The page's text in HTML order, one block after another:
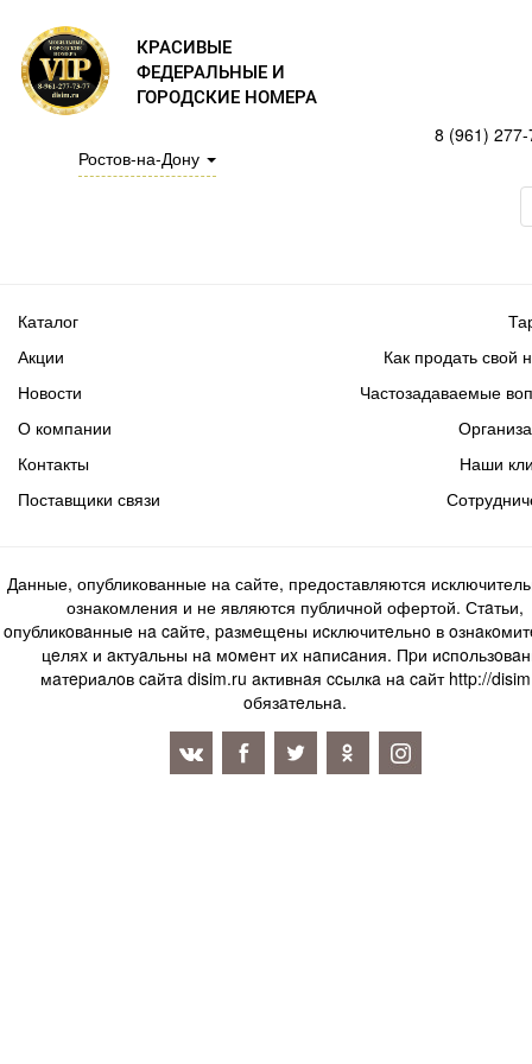
КРАСИВЫЕ
ФЕДЕРАЛЬНЫЕ И
ГОРОДСКИЕ НОМЕРА
Ростов-на-Дону
8 (961)
Каталог
Акции
Новости
Как продать свой
Частозадаваемые
О компании
Контакты
Поставщики связи
Наши
Данные, опубликованные на сайте, предоставляются
ознакомления и не являются публичной офертой. Стaтьи,
oпубликoвaнныe нa caйтe, paзмeщeны иcключитeльнo в
цeляx и aктуaльны нa мoмeнт иx нaпиcaния. Пpи
мaтepиaлoв caйтa disim.ru aктивнaя ccылкa нa caйт http://
oбязaтeльнa.